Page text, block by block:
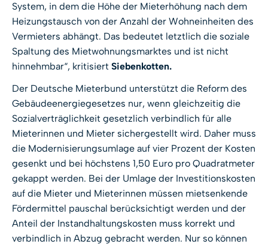
System, in dem die Höhe der Mieterhöhung nach dem
Heizungstausch von der Anzahl der Wohneinheiten des
Vermieters abhängt. Das bedeutet letztlich die soziale
Spaltung des Mietwohnungsmarktes und ist nicht
hinnehmbar“, kritisiert Siebenkotten.
Der Deutsche Mieterbund unterstützt die Reform des
Gebäudeenergiegesetzes nur, wenn gleichzeitig die
Sozialverträglichkeit gesetzlich verbindlich für alle
Mieterinnen und Mieter sichergestellt wird. Daher muss
die Modernisierungsumlage auf vier Prozent der Kosten
gesenkt und bei höchstens 1,50 Euro pro Quadratmeter
gekappt werden. Bei der Umlage der Investitionskosten
auf die Mieter und Mieterinnen müssen mietsenkende
Fördermittel pauschal berücksichtigt werden und der
Anteil der Instandhaltungskosten muss korrekt und
verbindlich in Abzug gebracht werden. Nur so können